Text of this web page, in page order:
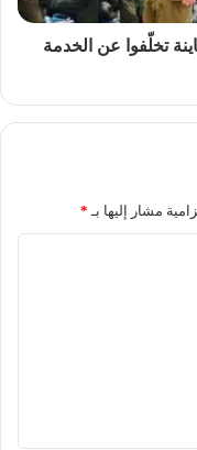
تخلّفوا عن الخدمة
مشار إليها بـ *